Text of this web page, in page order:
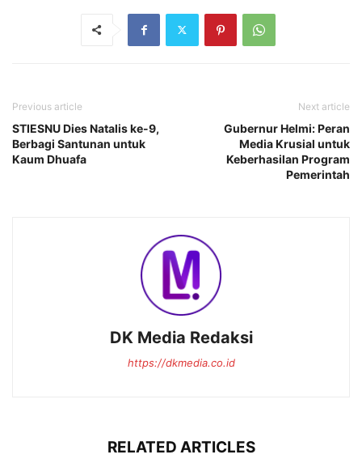
Previous article
STIESNU Dies Natalis ke-9,
Berbagi Santunan untuk
Kaum Dhuafa
Next article
Gubernur Helmi: Peran
Media Krusial untuk
Keberhasilan Program
Pemerintah
DK Media Redaksi
https://dkmedia.co.id
RELATED ARTICLES